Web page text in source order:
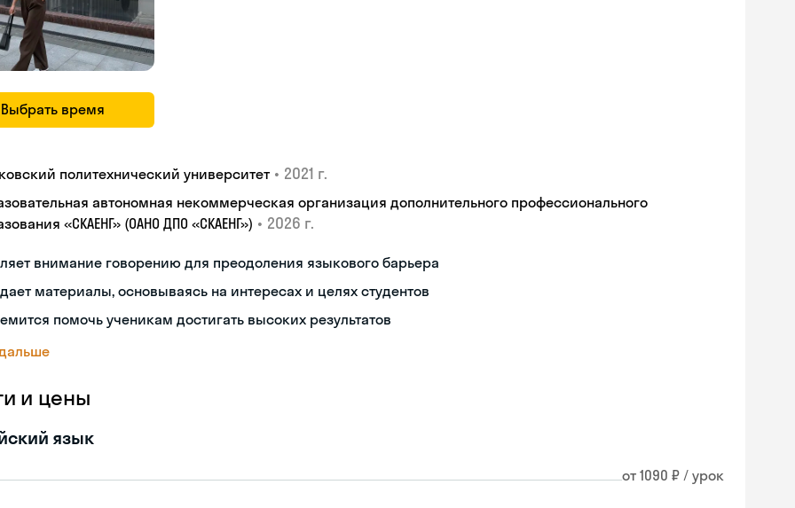
Выбрать время
политехнический университет • 2021 г.
автономная некоммерческая организация дополнительного профессионального
«СКАЕНГ» (ОАНО ДПО «СКАЕНГ») • 2026 г.
внимание говорению для преодоления языкового барьера
материалы, основываясь на интересах и целях студентов
помочь ученикам достигать высоких результатов
и цены
язык
от 1090 ₽ / урок